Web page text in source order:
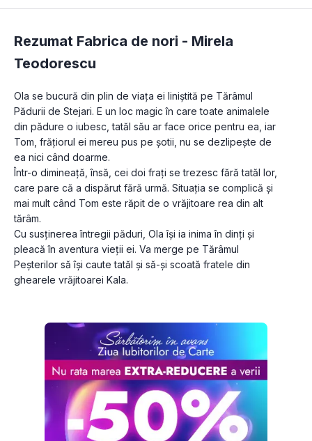
Rezumat Fabrica de nori - Mirela
Teodorescu
Ola se bucură din plin de viața ei liniștită pe Tărâmul
Pădurii de Stejari. E un loc magic în care toate animalele
din pădure o iubesc, tatăl său ar face orice pentru ea, iar
Tom, frățiorul ei mereu pus pe șotii, nu se dezlipește de
ea nici când doarme.
Într-o dimineață, însă, cei doi frați se trezesc fără tatăl lor,
care pare că a dispărut fără urmă. Situația se complică și
mai mult când Tom este răpit de o vrăjitoare rea din alt
tărâm.
Cu susținerea întregii păduri, Ola își ia inima în dinți și
pleacă în aventura vieții ei. Va merge pe Tărâmul
Peșterilor să își caute tatăl și să-și scoată fratele din
ghearele vrăjitoarei Kala.